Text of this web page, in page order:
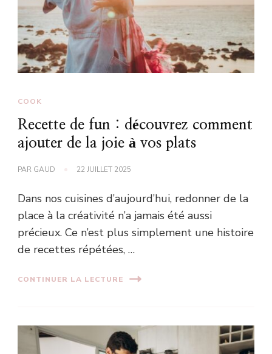
COOK
Recette de fun : découvrez comment
ajouter de la joie à vos plats
PAR GAUD 22 JUILLET 2025
Dans nos cuisines d’aujourd’hui, redonner de la
place à la créativité n’a jamais été aussi
précieux. Ce n’est plus simplement une histoire
de recettes répétées, …
CONTINUER LA LECTURE